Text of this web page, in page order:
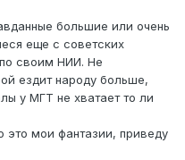
большие или очень
еще с советских
своим НИИ. Не
ездит народу больше,
у МГТ не хватает то ли
это мои фантазии, приведу